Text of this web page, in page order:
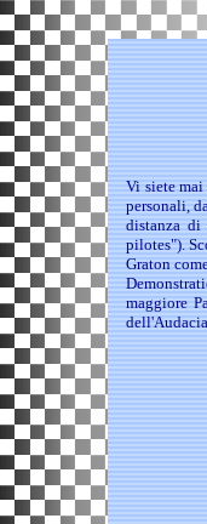
Vi siete
personali,
distanza
pilotes").
Graton
maggiore